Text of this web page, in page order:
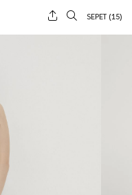
SEPET (15)